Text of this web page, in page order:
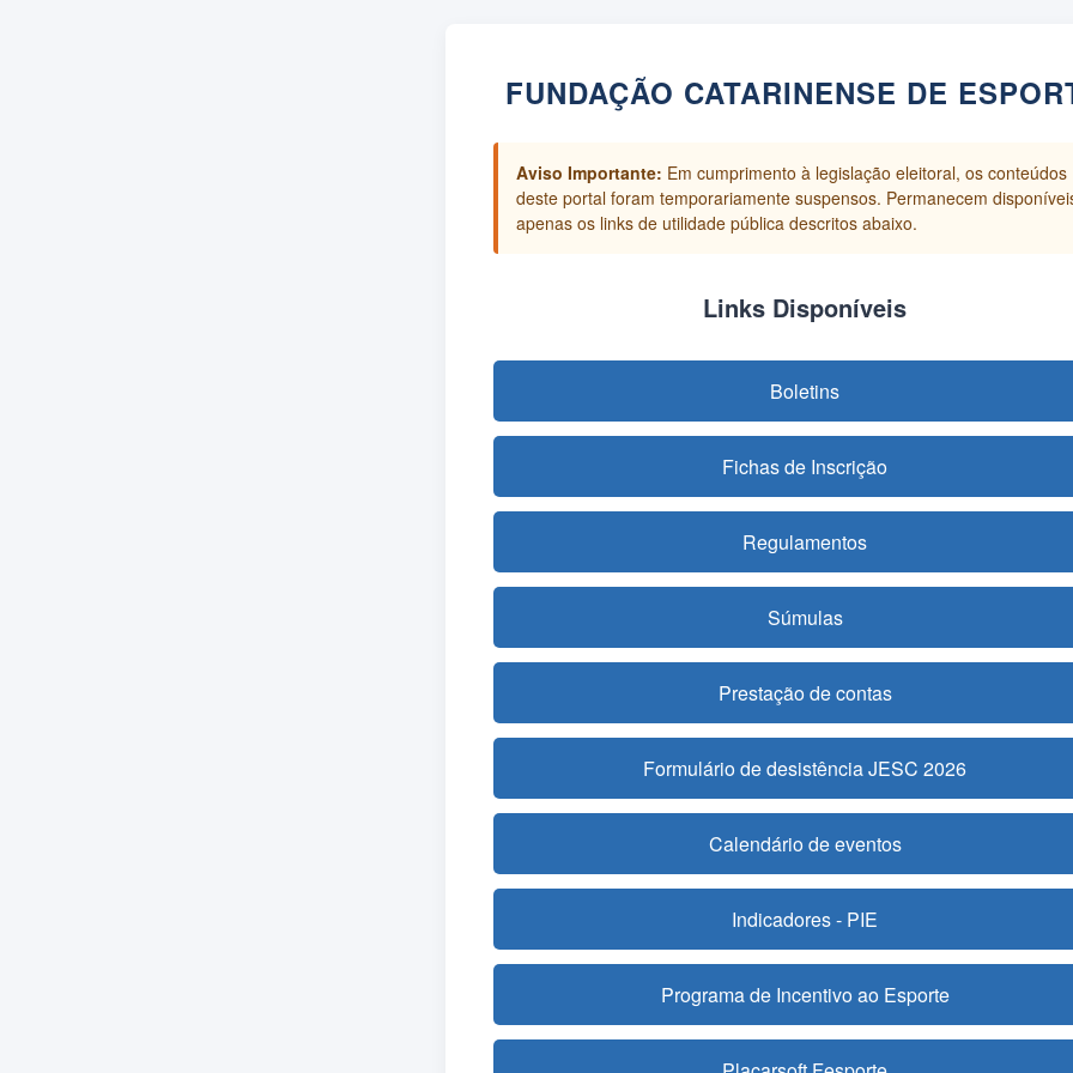
FUNDAÇÃO CATARINENSE DE
Aviso Importante: Em cumprimento à legislação eleitoral, os conteúdos
deste portal foram temporariamente suspensos. Permanecem
apenas os links de utilidade pública descritos abaixo.
Links Disponíveis
Boletins
Fichas de Inscrição
Regulamentos
Súmulas
Prestação de contas
Formulário de desistência JESC 2026
Calendário de eventos
Indicadores - PIE
Programa de Incentivo ao Esporte